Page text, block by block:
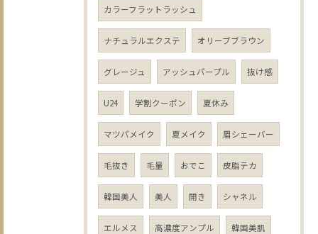
カラーフラットラッシュ
ナチュラルエクステ オリーブブラウン
グレージュ アッシュパープル 抜け感
U24 学割クーポン 夏休み
マツパメイク 夏メイク 眉シェーバー
毛抜き 毛量 おでこ 皮脂テカ
韓国美人 美人 開き シャネル
エルメス 高濃度アンプル 韓国美肌